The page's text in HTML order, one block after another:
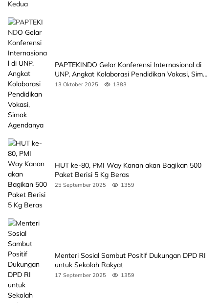
PAPTEKINDO Gelar Konferensi Internasional di
UNP, Angkat Kolaborasi Pendidikan Vokasi, Simak
Agendanya
13 Oktober 2025 1383
HUT ke-80, PMI Way Kanan akan Bagikan 500
Paket Berisi 5 Kg Beras
25 September 2025 1359
Menteri Sosial Sambut Positif Dukungan DPD RI
untuk Sekolah Rakyat
17 September 2025 1359